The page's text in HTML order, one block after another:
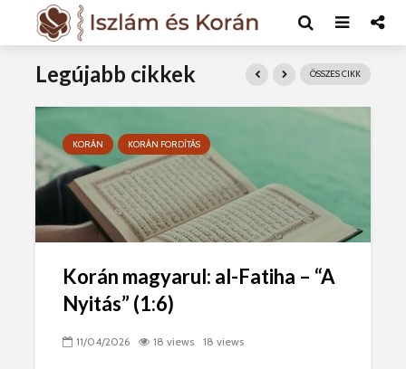
Legújabb cikkek ÖSSZES CIKK
KORÁN KORÁN FORDÍTÁS
Korán magyarul: al-Fatiha – “A
Nyitás” (1:6)
11/04/2026 18 views 18 views